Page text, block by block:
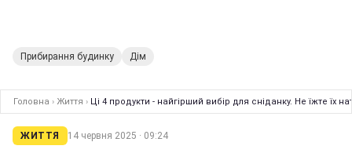
Прибирання будинку Дім
Головна › Життя › Ці 4 продукти - найгірший вибір для сніданку. Не їжте їх
ЖИТТЯ 14 червня 2025 · 09:24